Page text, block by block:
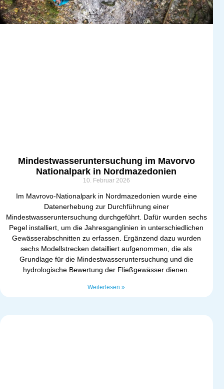
Mindestwasseruntersuchung im Mavorvo
Nationalpark in Nordmazedonien
10. Februar 2026
Im Mavrovo-Nationalpark in Nordmazedonien wurde eine
Datenerhebung zur Durchführung einer
Mindestwasseruntersuchung durchgeführt. Dafür wurden sechs
Pegel installiert, um die Jahresganglinien in unterschiedlichen
Gewässerabschnitten zu erfassen. Ergänzend dazu wurden
sechs Modellstrecken detailliert aufgenommen, die als
Grundlage für die Mindestwasseruntersuchung und die
hydrologische Bewertung der Fließgewässer dienen.
Weiterlesen »